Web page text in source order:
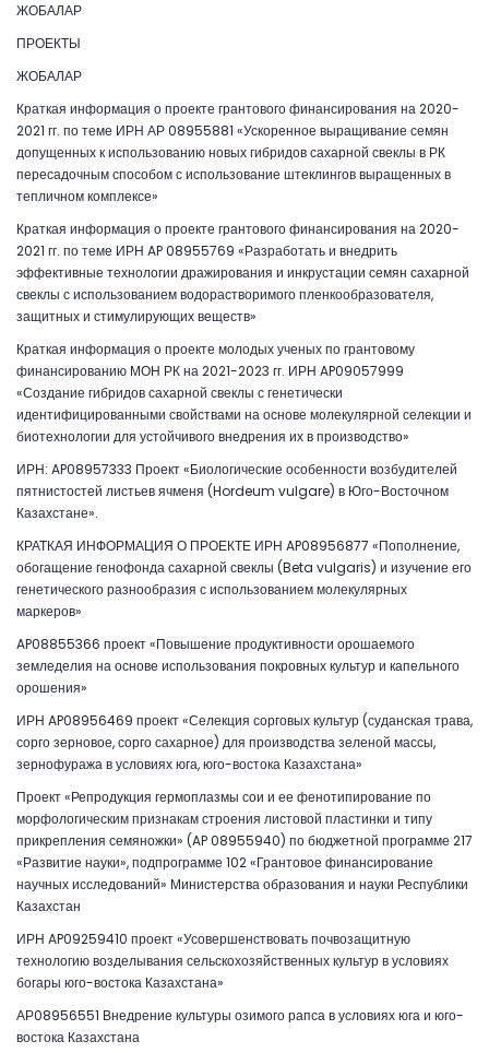
ЖОБАЛАР
ПРОЕКТЫ
ЖОБАЛАР
Краткая информация о проекте грантового финансирования на 2020-
2021 гг. по теме ИРН АР 08955881 «Ускоренное выращивание семян
допущенных к использованию новых гибридов сахарной свеклы в РК
пересадочным способом с использование штеклингов выращенных в
тепличном комплексе»
Краткая информация о проекте грантового финансирования на 2020-
2021 гг. по теме ИРН AP 08955769 «Разработать и внедрить
эффективные технологии дражирования и инкрустации семян сахарной
свеклы с использованием водорастворимого пленкообразователя,
защитных и стимулирующих веществ»
Краткая информация о проекте молодых ученых по грантовому
финансированию МОН РК на 2021-2023 гг. ИРН AP09057999
«Создание гибридов сахарной свеклы с генетически
идентифицированными свойствами на основе молекулярной селекции и
биотехнологии для устойчивого внедрения их в производство»
ИРН: AP08957333 Проект «Биологические особенности возбудителей
пятнистостей листьев ячменя (Hordeum vulgare) в Юго-Восточном
Казахстане».
КРАТКАЯ ИНФОРМАЦИЯ О ПРОЕКТЕ ИРН AP08956877 «Пополнение,
обогащение генофонда сахарной свеклы (Beta vulgaris) и изучение его
генетического разнообразия с использованием молекулярных
маркеров»
AP08855366 проект «Повышение продуктивности орошаемого
земледелия на основе использования покровных культур и капельного
орошения»
ИРН AP08956469 проект «Селекция сорговых культур (суданская трава,
сорго зерновое, сорго сахарное) для производства зеленой массы,
зернофуража в условиях юга, юго-востока Казахстана»
Проект «Репродукция гермоплазмы сои и ее фенотипирование по
морфологическим признакам строения листовой пластинки и типу
прикрепления семяножки» (AP 08955940) по бюджетной программе 217
«Развитие науки», подпрограмме 102 «Грантовое финансирование
научных исследований» Министерства образования и науки Республики
Казахстан
ИРН AP09259410 проект «Усовершенствовать почвозащитную
технологию возделывания сельскохозяйственных культур в условиях
богары юго-востока Казахстана»
АР08956551 Внедрение культуры озимого рапса в условиях юга и юго-
востока Казахстана